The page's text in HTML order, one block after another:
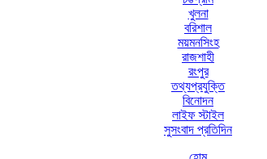
খুলনা
বরিশাল
ময়মনসিংহ
রাজশাহী
রংপুর
তথ্যপ্রযুক্তি
বিনোদন
লাইফ স্টাইল
সুসংবাদ প্রতিদিন